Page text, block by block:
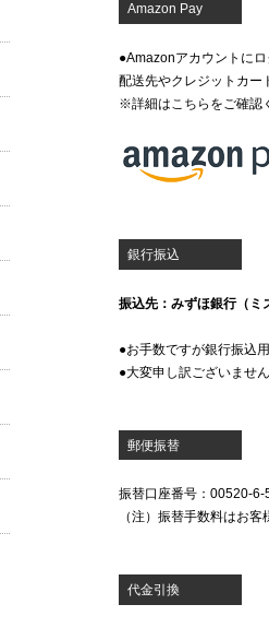
Amazon Pay
●Amazonアカウントに
配送先やクレジットカー
※詳細はこちら をご確認
銀行振込
振込先：みずほ銀行（
●お手数ですが銀行振込
●大変申し訳ございませ
郵便振替
振替口座番号：00520-
（注）振替手数料はお
代金引換